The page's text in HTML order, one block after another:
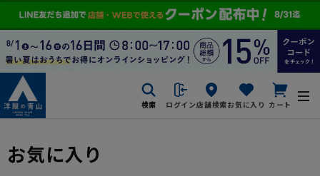
検索 ログイン店舗検索お気に入り カート
お気に入り